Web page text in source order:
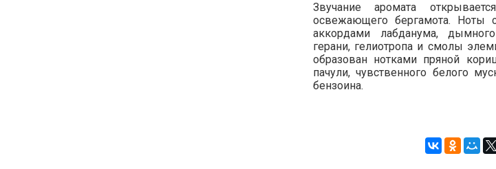
Звучание аромата
освежающего бергамота. Ноты
аккордами лабданума,
герани, гелиотропа и смолы
образован нотками пряной
пачули, чувственного белого
бензоина.